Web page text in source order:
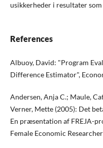
usikkerheder i resultater
References
Albuoy, David: "Program
Difference Estimator",
Andersen, Anja C.; Maule,
Verner, Mette (2005): Det
En præsentation af FREJA-
Female Economic